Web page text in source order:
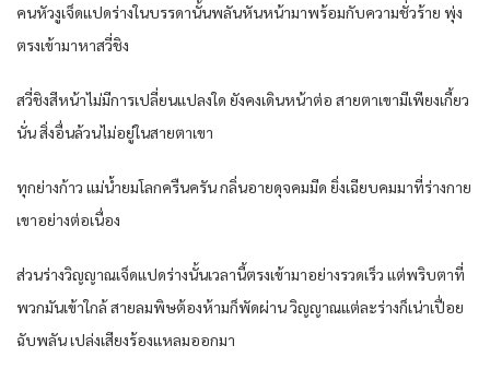
คนหัวงูเจ็ดแปดร่างในบรรดานั้นพลันหันหน้ามาพร้อมกับความชั่วร้าย พุ่ง
ตรงเข้ามาหาสวี่ชิง
สวี่ชิงสีหน้าไม่มีการเปลี่ยนแปลงใด ยังคงเดินหน้าต่อ สายตาเขามีเพียงเกี้ยว
นั่น สิ่งอื่นล้วนไม่อยู่ในสายตาเขา
ทุกย่างก้าว แม่น้ำยมโลกครืนครัน กลิ่นอายดุจคมมีด ยิ่งเฉียบคมมาที่ร่างกาย
เขาอย่างต่อเนื่อง
ส่วนร่างวิญญาณเจ็ดแปดร่างนั้นเวลานี้ตรงเข้ามาอย่างรวดเร็ว แต่พริบตาที่
พวกมันเข้าใกล้ สายลมพิษต้องห้ามก็พัดผ่าน วิญญาณแต่ละร่างก็เน่าเปื่อย
ฉับพลัน เปล่งเสียงร้องแหลมออกมา